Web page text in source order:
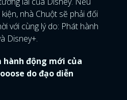
nhà Chuột sẽ phải đối
với cùng lý do: Phát hành
Disney+.
động mới của
do đạo diễn